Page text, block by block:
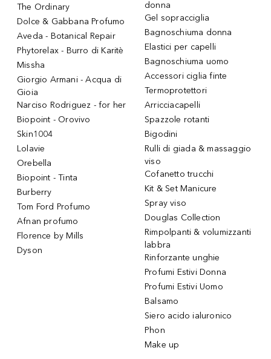
The Ordinary
Dolce & Gabbana Profumo
Aveda - Botanical Repair
Phytorelax - Burro di Karitè
Missha
Giorgio Armani - Acqua di
Gioia
Narciso Rodriguez - for her
Biopoint - Orovivo
Skin1004
Lolavie
Orebella
Biopoint - Tinta
Burberry
Tom Ford Profumo
Afnan profumo
Florence by Mills
Dyson
donna
Gel sopracciglia
Bagnoschiuma donna
Elastici per capelli
Bagnoschiuma uomo
Accessori ciglia finte
Termoprotettori
Arricciacapelli
Spazzole rotanti
Bigodini
Rulli di giada & massaggio
viso
Cofanetto trucchi
Kit & Set Manicure
Spray viso
Douglas Collection
Rimpolpanti & volumizzanti
labbra
Rinforzante unghie
Profumi Estivi Donna
Profumi Estivi Uomo
Balsamo
Siero acido ialuronico
Phon
Make up